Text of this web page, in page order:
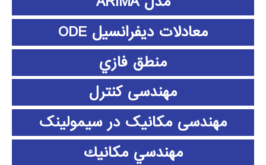
معادلات دیفرانسیل ODE
منطق فازي
مهندسی کنترل
مهندسی مکانیک در سیمولینک
مهندسي مكانيك